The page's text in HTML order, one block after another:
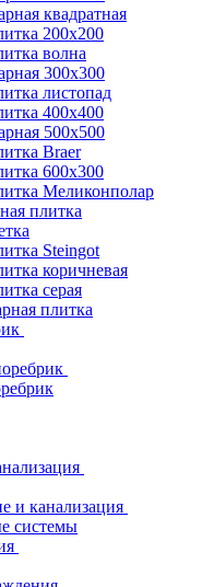
квадратная
200х200
волна
300х300
листопад
400х400
500x500
Braer
600х300
Меликонполар
плитка
Steingot
коричневая
серая
плитка
и канализация
системы